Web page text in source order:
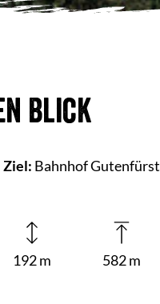
Blick
Ziel: Bahnhof Gutenfürst
192 m 582 m